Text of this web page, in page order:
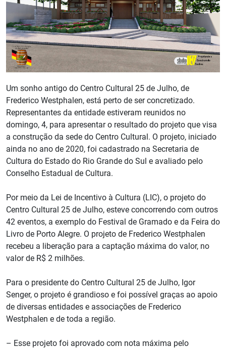
Um sonho antigo do Centro Cultural 25 de Julho, de
Frederico Westphalen, está perto de ser concretizado.
Representantes da entidade estiveram reunidos no
domingo, 4, para apresentar o resultado do projeto que visa
a construção da sede do Centro Cultural. O projeto, iniciado
ainda no ano de 2020, foi cadastrado na Secretaria de
Cultura do Estado do Rio Grande do Sul e avaliado pelo
Conselho Estadual de Cultura.
Por meio da Lei de Incentivo à Cultura (LIC), o projeto do
Centro Cultural 25 de Julho, esteve concorrendo com outros
42 eventos, a exemplo do Festival de Gramado e da Feira do
Livro de Porto Alegre. O projeto de Frederico Westphalen
recebeu a liberação para a captação máxima do valor, no
valor de R$ 2 milhões.
Para o presidente do Centro Cultural 25 de Julho, Igor
Senger, o projeto é grandioso e foi possível graças ao apoio
de diversas entidades e associações de Frederico
Westphalen e de toda a região.
– Esse projeto foi aprovado com nota máxima pelo